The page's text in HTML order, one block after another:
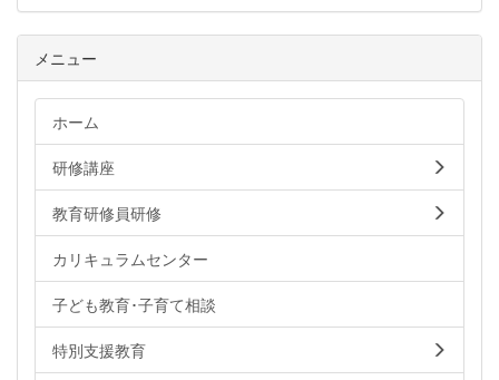
メニュー
ホーム
研修講座
教育研修員研修
カリキュラムセンター
子ども教育･子育て相談
特別支援教育